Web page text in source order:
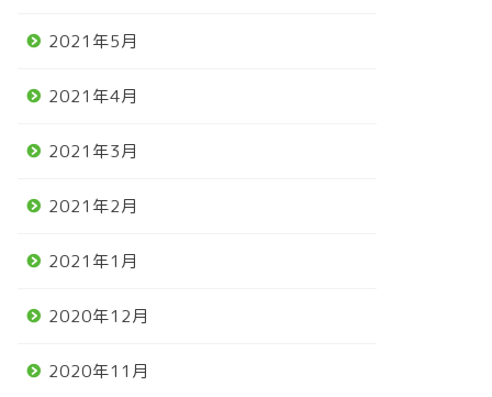
2021年5月
2021年4月
2021年3月
2021年2月
2021年1月
2020年12月
2020年11月